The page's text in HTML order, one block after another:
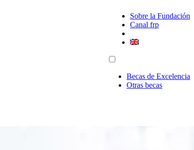
Sobre la Fundación
Canal frp
Becas de Excelencia
Otras becas